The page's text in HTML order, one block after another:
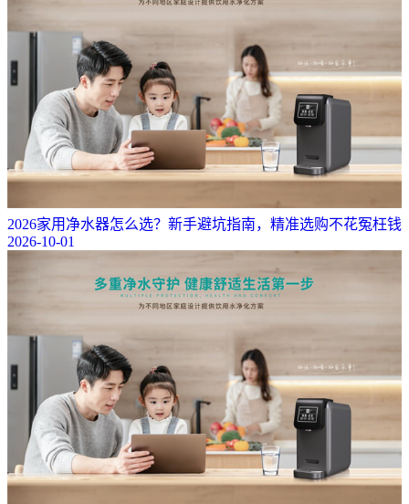
2026家用净水器怎么选？新手避坑指南，精准选购不花冤枉钱
2026-10-01